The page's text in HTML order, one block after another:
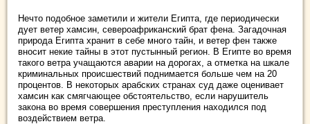
Нечто подобное заметили и жители Египта, где периодиче­ски
дует ветер хамсин, североафриканский брат фена. Загадочная
природа Египта хранит в себе много тайн, и ветер фен также
вносит некие тайны в этот пустынный регион. В Египте во время
такого ветра учащаются аварии на доро­гах, а отметка на шкале
криминальных происшествий под­нимается больше чем на 20
процентов. В некоторых араб­ских странах суд даже оценивает
хамсин как смягчающее обстоятельство, если нарушитель
закона во время совер­шения преступления находился под
воздействием ветра.